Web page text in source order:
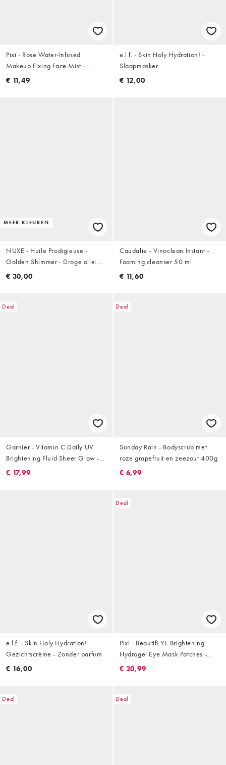
Pixi - Rose Water-Infused
Makeup Fixing Face Mist -
Fixerend gezichtsmist 30ml
€ 11,49
e.l.f. - Skin Holy Hydration! -
Slaapmasker
€ 12,00
MEER KLEUREN
NUXE - Huile Prodigieuse -
Golden Shimmer - Droge olie:
50ml
€ 30,00
Caudalie - Vinoclean Instant -
Foaming cleanser 50 ml
€ 11,60
Deal
Garnier - Vitamin C Daily UV
Brightening Fluid Sheer Glow -
Moisturizer met vitamine C
€ 17,99
Deal
Sunday Rain - Bodyscrub met
roze grapefruit en zeezout 400g
€ 6,99
e.l.f. - Skin Holy Hydration!
Gezichtscrème - Zonder parfum
€ 16,00
Deal
Pixi - BeautifEYE Brightening
Hydrogel Eye Mask Patches -
Oogmasker patches - 30 paar
€ 20,99
Deal Deal